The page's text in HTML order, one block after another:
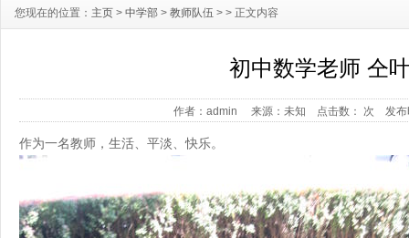
您现在的位置： 主页 > 中学部 > 教师队伍 > > 正文内容
初中数学老师 仝
作者：admin 来源：未知 点击数： 次 发
作为一名教师，生活、平淡、快乐。